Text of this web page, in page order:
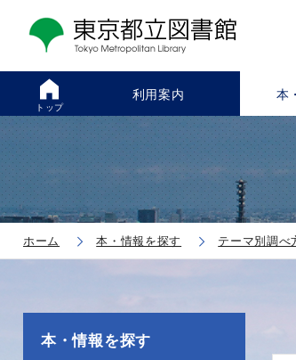
トップ
利用案内 本
ホーム 本・情報を探す テーマ別調べ
本・情報を探す